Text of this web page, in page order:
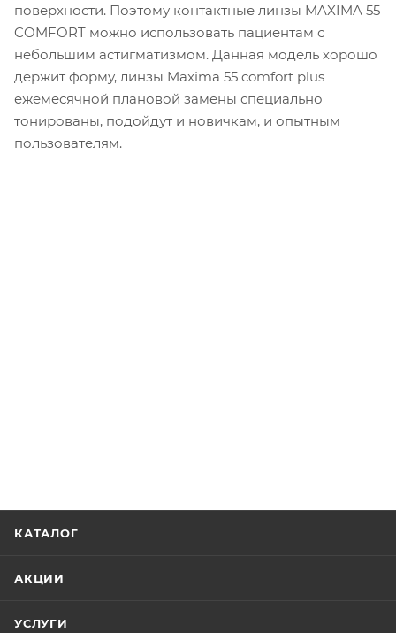
поверхности. Поэтому контактные линзы MAXIMA 55
COMFORT можно использовать пациентам с
небольшим астигматизмом. Данная модель хорошо
держит форму, линзы Maxima 55 comfort plus
ежемесячной плановой замены специально
тонированы, подойдут и новичкам, и опытным
пользователям.
КАТАЛОГ
АКЦИИ
УСЛУГИ